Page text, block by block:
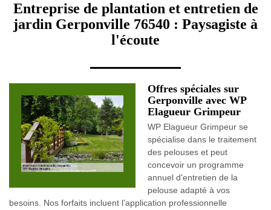
Entreprise de plantation et entretien de
jardin Gerponville 76540 : Paysagiste à
l'écoute
Offres spéciales sur
Gerponville avec WP
Elagueur Grimpeur
WP Elagueur Grimpeur se
spécialise dans le traitement
des pelouses et peut
concevoir un programme
annuel d'entretien de la
pelouse adapté à vos
besoins. Nos forfaits incluent l’application professionnelle